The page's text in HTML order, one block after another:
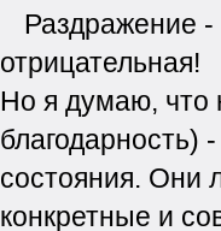
Раздражение -
отрицательная!
Но я думаю, что
состояния. Они
конкретные и